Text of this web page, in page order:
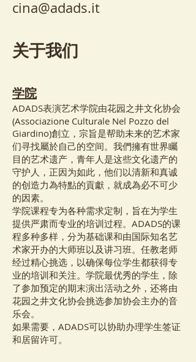
cina@adads.it
关于我们
学院
ADADS表演艺术学院由花园之井文化协会
(Associazione Culturale Nel Pozzo del
Giardino)創立，宗旨是帮助未来的艺术家
们寻找屬於自己的空间。我們擁有世界矚
目的艺术遗产，青年人是这些文化遗产的
守护人，正因为如此，他们以清新和真诚
的创造力為特點的貢獻，就成為必不可少
的因素。
学院课程专为各种需求定制，旨在为学生
提供严肃而专业的培训过程。ADADS的课
程多种多样，分为基础课和由国际知名艺
术家开办的大师班以及讲习班。任教老师
经过精心挑选，以确保每位学生都获得专
业的培训和关注。学院最优秀的学生，除
了参加预定的期末演出活动之外，还将由
花园之井文化协会挑选参加协会主办的音
乐会。
如果需要，ADADS可以协助办理学生签证
和居留许可。